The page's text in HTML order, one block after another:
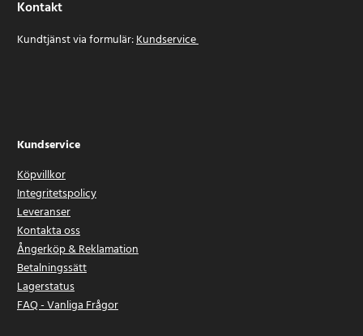
Kontakt
Kundtjänst via formulär:Kundservice
Kundservice
Köpvillkor
Integritetspolicy
Leveranser
Kontakta oss
Ångerköp & Reklamation
Betalningssätt
Lagerstatus
FAQ - Vanliga Frågor